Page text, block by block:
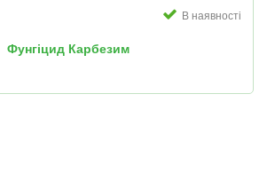
В наявності
Фунгіцид Карбезим